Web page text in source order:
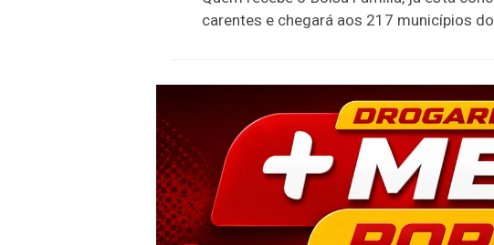
carentes e chegará aos 217 municípios